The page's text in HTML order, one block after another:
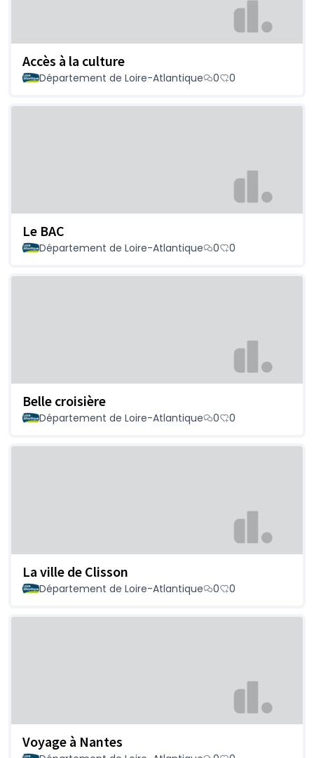
Accès à la culture
Département de Loire-Atlantique 0 0
Le BAC
Département de Loire-Atlantique 0 0
Belle croisière
Département de Loire-Atlantique 0 0
La ville de Clisson
Département de Loire-Atlantique 0 0
Voyage à Nantes